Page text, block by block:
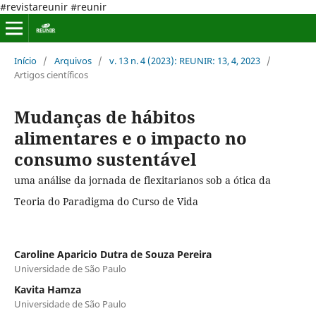
#revistareunir #reunir
Início / Arquivos / v. 13 n. 4 (2023): REUNIR: 13, 4, 2023 /
Artigos científicos
Mudanças de hábitos
alimentares e o impacto no
consumo sustentável
uma análise da jornada de flexitarianos sob a ótica da
Teoria do Paradigma do Curso de Vida
Caroline Aparicio Dutra de Souza Pereira
Universidade de São Paulo
Kavita Hamza
Universidade de São Paulo